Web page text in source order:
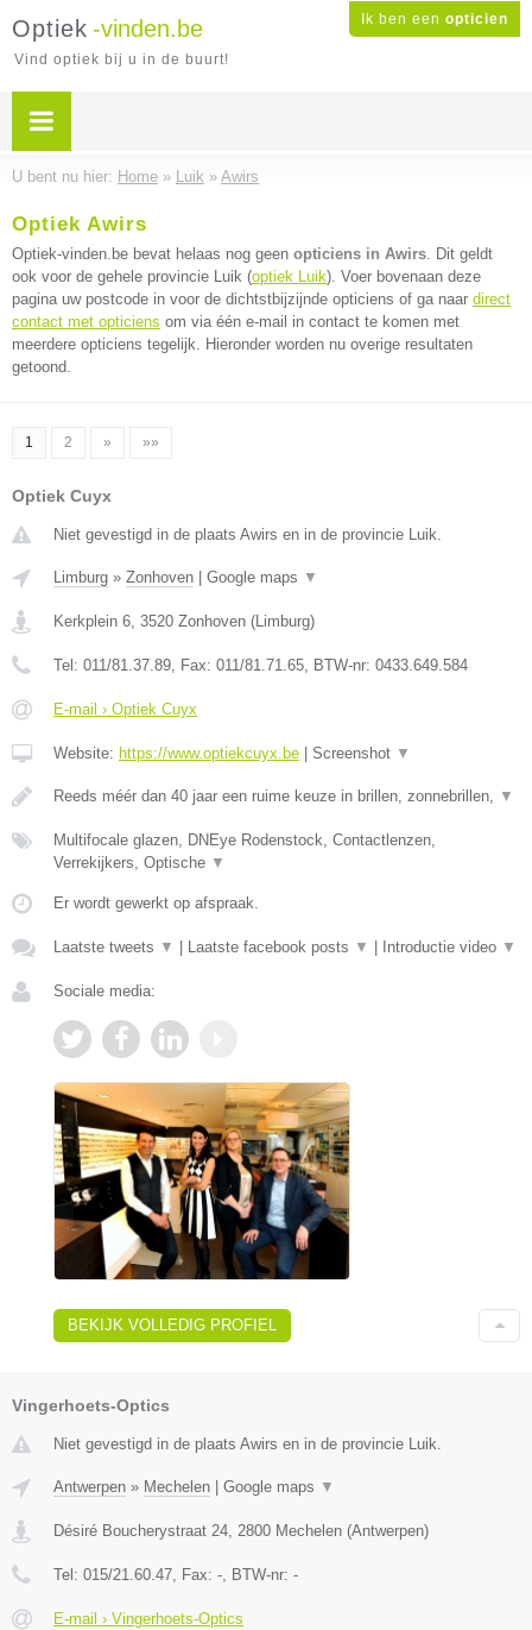
Ik ben een opticien
Optiek -vinden.be
Vind optiek bij u in de buurt!
U bent nu hier: Home » Luik » Awirs
Optiek Awirs
Optiek-vinden.be bevat helaas nog geen opticiens in Awirs. Dit geldt
ook voor de gehele provincie Luik (optiek Luik). Voer bovenaan deze
pagina uw postcode in voor de dichtstbijzijnde opticiens of ga naar direct
contact met opticiens om via één e-mail in contact te komen met
meerdere opticiens tegelijk. Hieronder worden nu overige resultaten
getoond.
1 2 » »»
Optiek Cuyx
Niet gevestigd in de plaats Awirs en in de provincie Luik.
Limburg » Zonhoven Google maps ▼
Kerkplein 6, 3520 Zonhoven (Limburg)
Tel: 011/81.37.89, Fax: 011/81.71.65, BTW-nr: 0433.649.584
E-mail › Optiek Cuyx
Website: https://www.optiekcuyx.be Screenshot ▼
Reeds méér dan 40 jaar een ruime keuze in brillen, zonnebrillen, ▼
Multifocale glazen, DNEye Rodenstock, Contactlenzen,
Verrekijkers, Optische ▼
Er wordt gewerkt op afspraak.
Laatste tweets ▼ Laatste facebook posts ▼ Introductie video ▼
Sociale media:
BEKIJK VOLLEDIG PROFIEL
Vingerhoets-Optics
Niet gevestigd in de plaats Awirs en in de provincie Luik.
Antwerpen » Mechelen | Google maps ▼
Désiré Boucherystraat 24 2800 Mechelen (Antwerpen)
Tel: 015/21.60.47 , Fax: - , BTW-nr: -
E-mail › Vingerhoets-Optics